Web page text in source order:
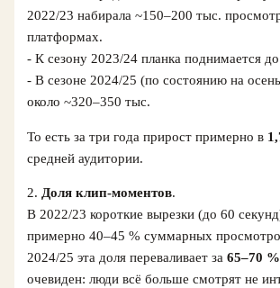
2022/23 набирала ~150–200 тыс.
платформах.
- К сезону 2023/24 планка поднимается
- В сезоне 2024/25 (по состоянию на
около ~320–350 тыс.
То есть за три года прирост примерно в
средней аудитории.
2.Доля клип‑моментов.
В 2022/23 короткие вырезки (до 60
примерно 40–45 % суммарных
2024/25 эта доля переваливает за65–70 %
очевиден: люди всё больше смотрят не